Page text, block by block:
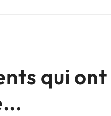
qui